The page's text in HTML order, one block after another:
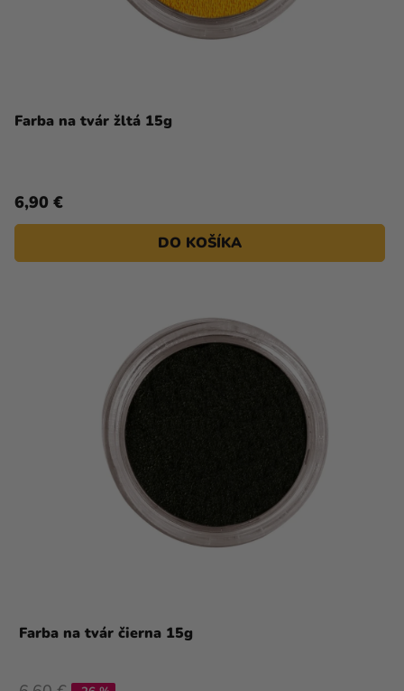
Farba na tvár žltá 15g
6,90 €
DO KOŠÍKA
Farba na tvár čierna 15g